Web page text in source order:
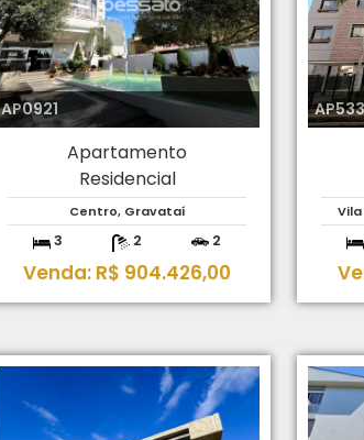
AP0921
Apartamento
Residencial
Centro, Gravataí
3 2 2
Venda: R$ 904.426,00